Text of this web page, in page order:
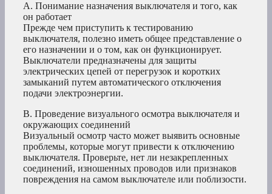
A. Понимание назначения выключателя и того, как
он работает
Прежде чем приступить к тестированию
выключателя, полезно иметь общее представление о
его назначении и о том, как он функционирует.
Выключатели предназначены для защиты
электрических цепей от перегрузок и коротких
замыканий путем автоматического отключения
подачи электроэнергии.
B. Проведение визуального осмотра выключателя и
окружающих соединений
Визуальный осмотр часто может выявить основные
проблемы, которые могут привести к отключению
выключателя. Проверьте, нет ли незакрепленных
соединений, изношенных проводов или признаков
повреждения на самом выключателе или поблизости.